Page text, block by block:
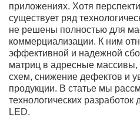
приложениях. Хотя
существует ряд
не решены полностью для
коммерциализации. К ним
эффективной и надежной
матриц в адресные массивы,
схем, снижение дефектов и
продукции. В статье мы
технологических
LED.